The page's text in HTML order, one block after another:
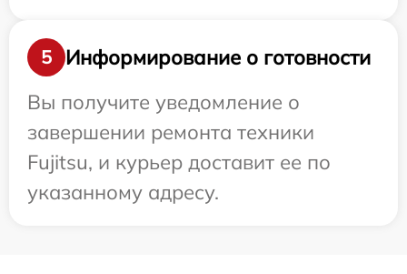
5
Информирование о готовности
Вы получите уведомление о
завершении ремонта техники
Fujitsu, и курьер доставит ее по
указанному адресу.